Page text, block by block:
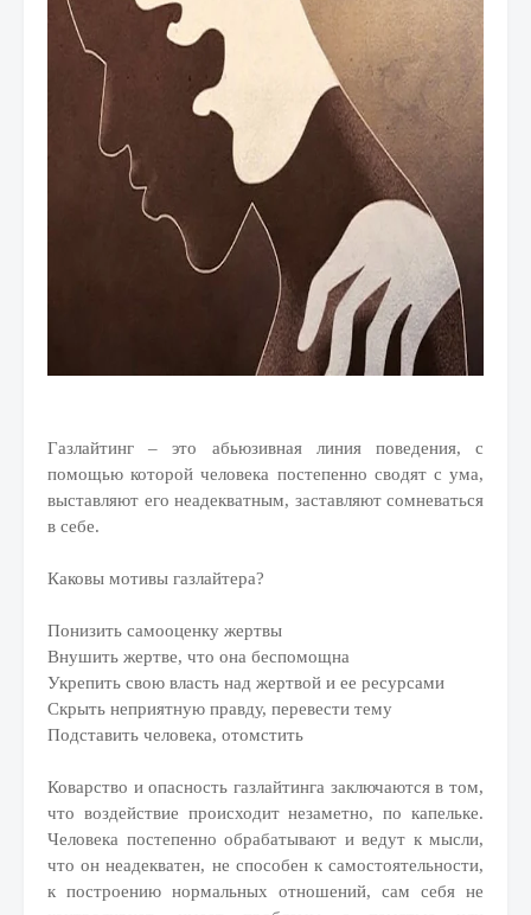
Газлайтинг – это абьюзивная линия поведения, с
помощью которой человека постепенно сводят с ума,
выставляют его неадекватным, заставляют сомневаться
в себе.
Каковы мотивы газлайтера?
Понизить самооценку жертвы
Внушить жертве, что она беспомощна
Укрепить свою власть над жертвой и ее ресурсами
Скрыть неприятную правду, перевести тему
Подставить человека, отомстить
Коварство и опасность газлайтинга заключаются в том,
что воздействие происходит незаметно, по капельке.
Человека постепенно обрабатывают и ведут к мысли,
что он неадекватен, не способен к самостоятельности,
к построению нормальных отношений, сам себя не